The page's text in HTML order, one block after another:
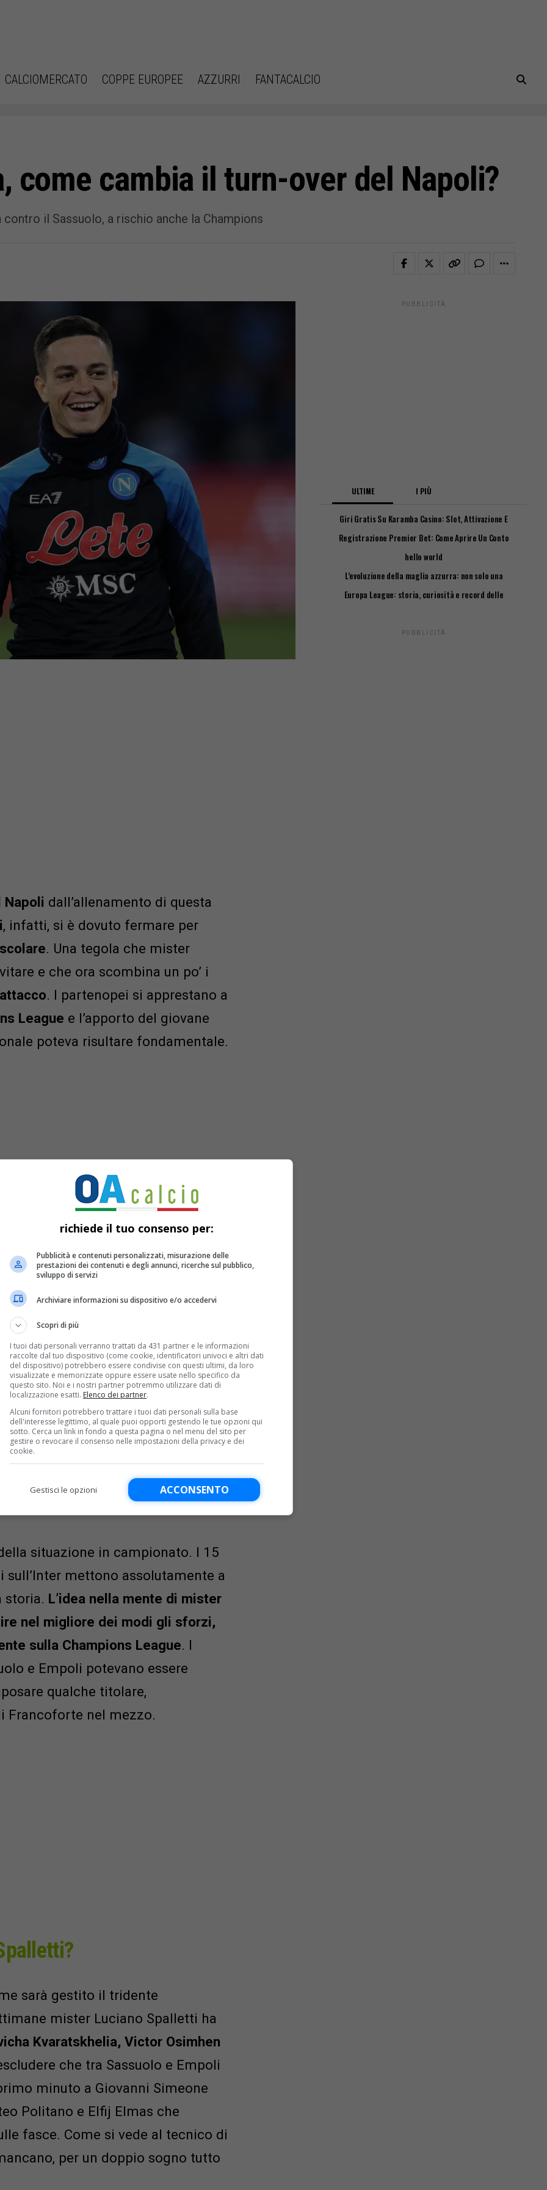
CALCIOMERCATO COPPE EUROPEE AZZURRI FANTACALCIO
come cambia il turn-over del Napoli?
il Sassuolo, a rischio anche la Champions
dall’allenamento di questa
, infatti, si è dovuto fermare per
. Una tegola che mister
e che ora scombina un po’ i
. I partenopei si apprestano a
League e l’apporto del giovane
poteva risultare fondamentale.
Raspadori
ha lasciato anzitempo la seduta a
degli azzurri lo ha già messo a
alla trasferta in casa del “suo”
anche la partita in casa
a forte rischio.Proprio nel
avrebbe bisogno di ogni
situazione in campionato. I 15
mettono assolutamente a
storia. L’idea nella mente di mister
nel migliore dei modi gli sforzi,
sulla Champions League. I
e Empoli potevano essere
qualche titolare,
Francoforte nel mezzo.
sarà gestito il tridente
mister Luciano Spalletti ha
Kvaratskhelia, Victor Osimhen
che tra Sassuolo e Empoli
minuto a Giovanni Simeone
Politano e Elfij Elmas che
fasce. Come si vede al tecnico di
per un doppio sogno tutto
PUBBLICITÀ
ULTIME I PIÙ
Giri Gratis Su Karamba Casino: Slot, Attivazione E
Registrazione Premier Bet: Come Aprire Un Conto
hello world
L’evoluzione della maglia azzurra: non solo una
Europa League: storia, curiosità e record delle
PUBBLICITÀ
richiede il tuo consenso per:
Pubblicità e contenuti personalizzati, misurazione delle
prestazioni dei contenuti e degli annunci, ricerche sul pubblico,
sviluppo di servizi
Archiviare informazioni su dispositivo e/o accedervi
Scopri di più
I tuoi dati personali verranno trattati da 431 partner e le informazioni
raccolte dal tuo dispositivo (come cookie, identificatori univoci e altri dati
del dispositivo) potrebbero essere condivise con questi ultimi, da loro
visualizzate e memorizzate oppure essere usate nello specifico da
questo sito. Noi e i nostri partner potremmo utilizzare dati di
localizzazione esatti. Elenco dei partner.
Alcuni fornitori potrebbero trattare i tuoi dati personali sulla base
dell'interesse legittimo, al quale puoi opporti gestendo le tue opzioni qui
sotto. Cerca un link in fondo a questa pagina o nel menu del sito per
gestire o revocare il consenso nelle impostazioni della privacy e dei
cookie.
ACCONSENTO
Gestisci le opzioni